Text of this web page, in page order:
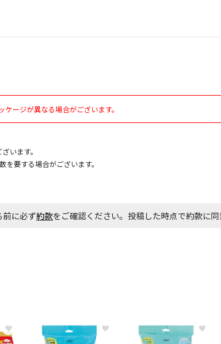
ージが異なる場合がございます。
います。
要する場合がございます。
前に必ず約款をご確認ください。投稿した時点で約款
♥ ♥ ♥